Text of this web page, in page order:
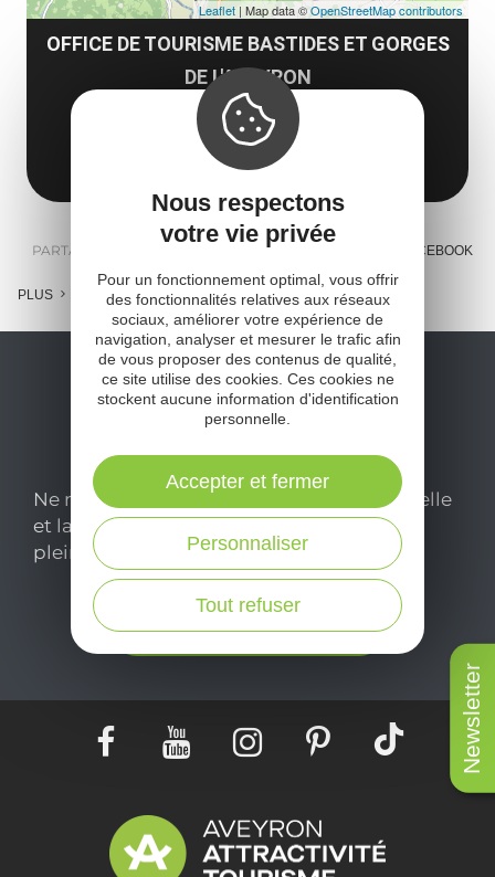
Newsletter
OFFICE DE TOURISME BASTIDES ET GORGES
DE L'AVEYRON
12200 Villefranche-de-Rouergue
Obtenir l'itinéraire
Leaflet | Map data ©OpenStreetMap contributors
PARTAGER : MESSENGER FACEBOOK
PLUS
Ne manquez pas notre newsletter mensuelle
et laissez-vous inspirer pour profiter
pleinement de votre séjour en Aveyron.
Je m'abonne ici
Nous respectons
votre vie privée
Pour un fonctionnement optimal, vous offrir
des fonctionnalités relatives aux réseaux
sociaux, améliorer votre expérience de
navigation, analyser et mesurer le trafic afin
de vous proposer des contenus de qualité,
ce site utilise des cookies. Ces cookies ne
stockent aucune information d'identification
personnelle.
Tout refuser
Personnaliser
Accepter et fermer